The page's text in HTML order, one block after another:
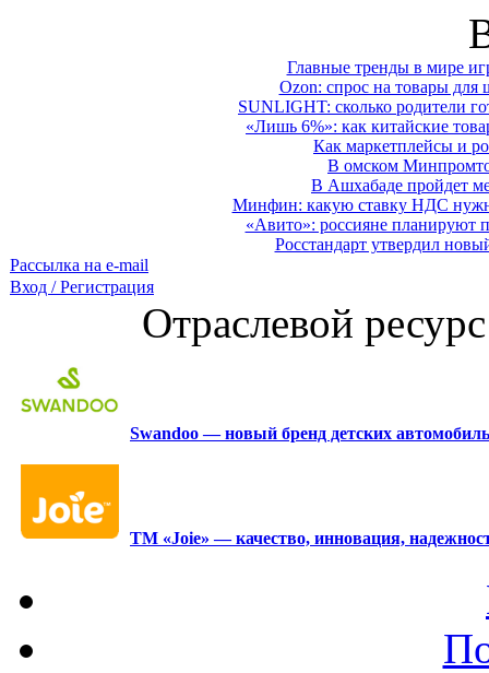
Главные тренды в мире
Ozon: спрос на товары для
SUNLIGHT: сколько родители
«Лишь 6%»: как китайские
Как маркетплейсы и
В омском
В Ашхабаде пройдет
Минфин: какую ставку НДС
«Авито»: россияне планируют
Росстандарт утвердил
Рассылка на e-mail
Вход / Регистрация
Отраслевой
Swandoo — новый бренд детских
ТМ «Joie» — качество, инновация,